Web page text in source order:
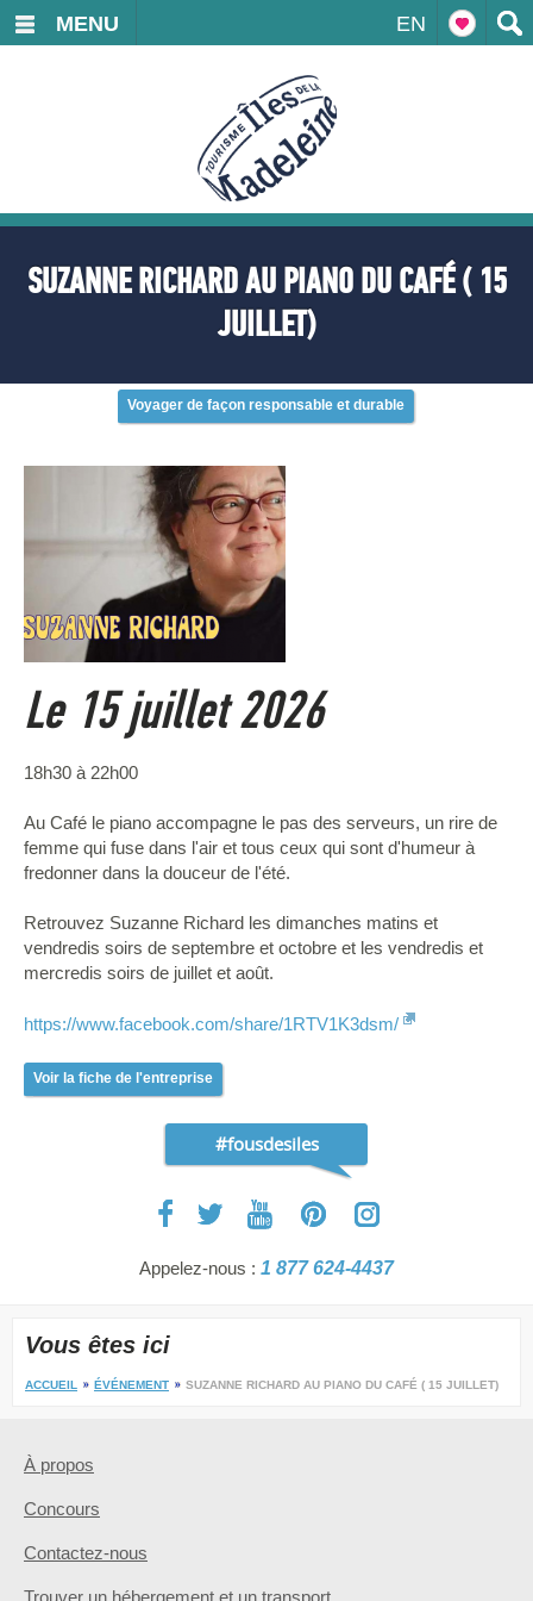
EN
MENU
SUZANNE RICHARD AU PIANO DU CAFÉ ( 15
JUILLET)
Voyager de façon responsable et durable
Le 15 juillet 2026
18h30 à 22h00
Au Café le piano accompagne le pas des serveurs, un rire de
femme qui fuse dans l'air et tous ceux qui sont d'humeur à
fredonner dans la douceur de l'été.
Retrouvez Suzanne Richard les dimanches matins et
vendredis soirs de septembre et octobre et les vendredis et
mercredis soirs de juillet et août.
https://www.facebook.com/share/1RTV1K3dsm/
Voir la fiche de l'entreprise
#fousdesiles
Appelez-nous : 1 877 624-4437
Vous êtes ici
ACCUEIL ÉVÉNEMENT SUZANNE RICHARD AU PIANO DU CAFÉ ( 15 JUILLET)
À propos
Concours
Contactez-nous
Trouver un hébergement et un transport